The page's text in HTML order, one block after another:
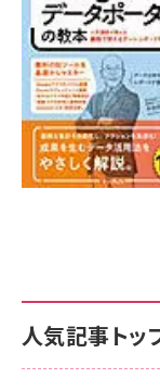
人気記事トッ
7月31日